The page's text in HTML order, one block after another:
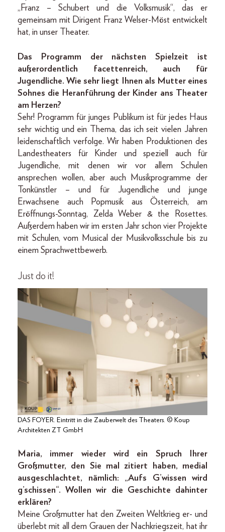
„Franz – Schubert und die Volksmusik“, das er
gemeinsam mit Dirigent Franz Welser-Möst entwickelt
hat, in unser Theater.
Das Programm der nächsten Spielzeit ist
außerordentlich facettenreich, auch für
Jugendliche. Wie sehr liegt Ihnen als Mutter eines
Sohnes die Heranführung der Kinder ans Theater
am Herzen?
Sehr! Programm für junges Publikum ist für jedes Haus
sehr wichtig und ein Thema, das ich seit vielen Jahren
leidenschaftlich verfolge. Wir haben Produktionen des
Landestheaters für Kinder und speziell auch für
Jugendliche, mit denen wir vor allem Schulen
ansprechen wollen, aber auch Musikprogramme der
Tonkünstler – und für Jugendliche und junge
Erwachsene auch Popmusik aus Österreich, am
Eröffnungs-Sonntag, Zelda Weber & the Rosettes.
Außerdem haben wir im ersten Jahr schon vier Projekte
mit Schulen, vom Musical der Musikvolksschule bis zu
einem Sprachwettbewerb.
Just do it!
DAS FOYER. Eintritt in die Zauberwelt des Theaters. © Koup
Architekten ZT GmbH
Maria, immer wieder wird ein Spruch Ihrer
Großmutter, den Sie mal zitiert haben, medial
ausgeschlachtet, nämlich: „Aufs G’wissen wird
g’schissen“. Wollen wir die Geschichte dahinter
erklären?
Meine Großmutter hat den Zweiten Weltkrieg er- und
überlebt mit all dem Grauen der Nachkriegszeit, hat ihr